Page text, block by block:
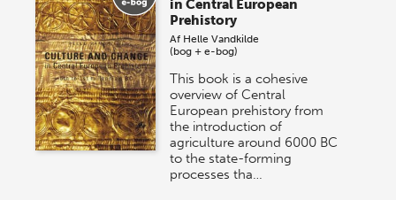
in Central European
Prehistory
Af Helle Vandkilde
(bog + e-bog)
This book is a cohesive
overview of Central
European prehistory from
the introduction of
agriculture around 6000 BC
to the state-forming
processes tha…